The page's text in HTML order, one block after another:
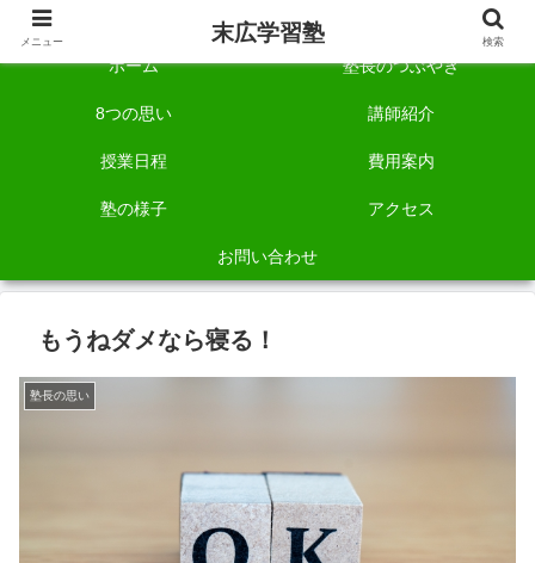
自称「一宮でいちばん塾で勉強させる塾」です。
ホーム 塾長のつぶやき
8つの思い 講師紹介
授業日程 費用案内
塾の様子 アクセス
お問い合わせ
もうねダメなら寝る！
塾長の思い
メニュー 末広学習塾 検索